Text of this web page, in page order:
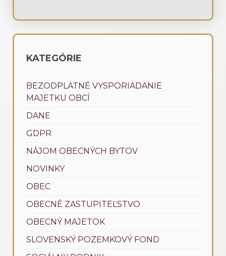
KATEGÓRIE
BEZODPLATNÉ VYSPORIADANIE
MAJETKU OBCÍ
DANE
GDPR
NÁJOM OBECNÝCH BYTOV
NOVINKY
OBEC
OBECNÉ ZASTUPITEĽSTVO
OBECNÝ MAJETOK
SLOVENSKÝ POZEMKOVÝ FOND